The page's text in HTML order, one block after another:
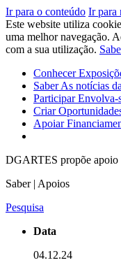
Ir para o conteúdo Ir para
Este website utiliza
uma melhor navegação.
com a sua utilização.
Conhecer
SaberAs notícias
ParticiparEnvolva-
Criar
Apoiar
DGARTES propõe apoio
Saber | Apoios
Pesquisa
Data
04.12.24